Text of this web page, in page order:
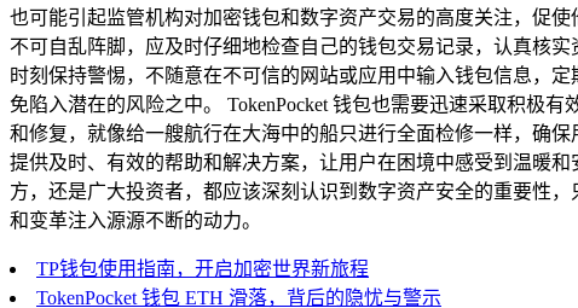
也可能引起监管机构对加密钱包和数字资产交易的高度关注，促
不可自乱阵脚，应及时仔细地检查自己的钱包交易记录，认真核
时刻保持警惕，不随意在不可信的网站或应用中输入钱包信息，
免陷入潜在的风险之中。 TokenPocket 钱包也需要迅速采取积极
和修复，就像给一艘航行在大海中的船只进行全面检修一样，确
提供及时、有效的帮助和解决方案，让用户在困境中感受到温暖
方，还是广大投资者，都应该深刻认识到数字资产安全的重要性
和变革注入源源不断的动力。
TP钱包使用指南，开启加密世界新旅程
TokenPocket 钱包 ETH 滑落，背后的隐忧与警示